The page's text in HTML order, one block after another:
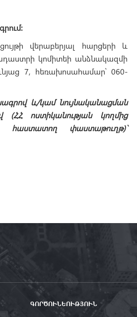
վերաբերյալ հարցերի և
կոմիտեի անձնակազմի
7, հեռախոսահամար՝ 060-
և/կամ նույնականացման
ոստիկանության կողմից
հաստատող փաստաթուղթ)`
ԳՈՐԾՈՒՆԵՈՒԹՅՈՒՆ